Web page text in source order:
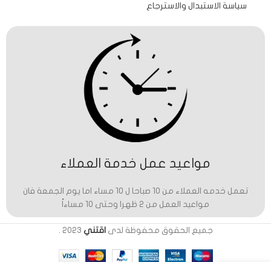
سياسة الاستبدال والاسترجاع
مواعيد عمل خدمة العملاء
تعمل خدمه العملاء من 10 صباحا ل 10 مساء اما يوم الجمعة فان
مواعيد العمل من 2 ظهرا وحتى 10 مساءاً
جميع الحقوق محفوظة لدى اقتني 2023